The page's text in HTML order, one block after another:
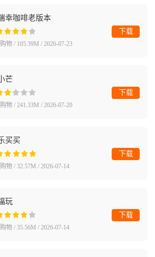
幸咖啡老版本
物 / 105.39M / 2026-07-23
下载
芒
物 / 241.33M / 2026-07-20
下载
买买
物 / 32.57M / 2026-07-14
下载
玩
物 / 35.56M / 2026-07-14
下载